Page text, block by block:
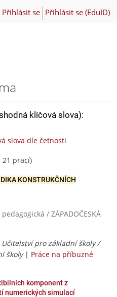
Přihlásit se Přihlásit se (EduID)
klíčová slova):
slova dle četnosti
21 prací)
KONSTRUKČNÍCH
/ ZÁPADOČESKÁ
Učitelství pro základní školy /
školy| Práce na příbuzné
komponent z
numerických simulací